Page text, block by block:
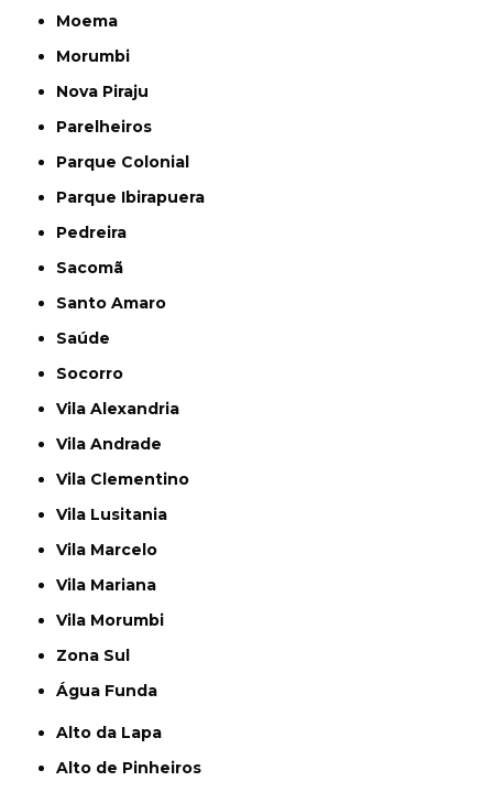
Moema
Morumbi
Nova Piraju
Parelheiros
Parque Colonial
Parque Ibirapuera
Pedreira
Sacomã
Santo Amaro
Saúde
Socorro
Vila Alexandria
Vila Andrade
Vila Clementino
Vila Lusitania
Vila Marcelo
Vila Mariana
Vila Morumbi
Zona Sul
Água Funda
Alto da Lapa
Alto de Pinheiros